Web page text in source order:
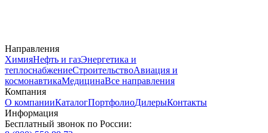
Направления
ХимияНефть и газЭнергетика и
теплоснабжениеСтроительствоАвиация и
космонавтикаМедицинаВсе направления
Компания
О компанииКаталогПортфолиоДилерыКонтакты
Информация
Бесплатный звонок по России: